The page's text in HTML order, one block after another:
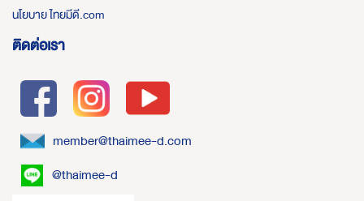
นโยบาย ไทยมีดี.com
ติดต่อเรา
member@thaimee-d.com
@thaimee-d